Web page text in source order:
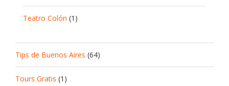
Teatro Colón (1)
Tips de Buenos Aires (64)
Tours Gratis (1)